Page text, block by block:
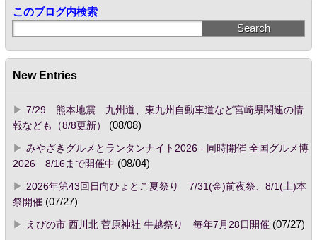
このブログ内検索
New Entries
7/29 熊本地震 九州道、東九州自動車道など宮崎県関連の情
報なども（8/8更新）
(08/08)
みやざきグルメとランタンナイト2026 - 同時開催 全国グルメ博
2026 8/16まで開催中 (08/04)
2026年第43回日向ひょとこ夏祭り 7/31(金)前夜祭、8/1(土)本
祭開催(07/27)
えびの市 西川北 菅原神社 牛越祭り 毎年7月28日開催(07/27)